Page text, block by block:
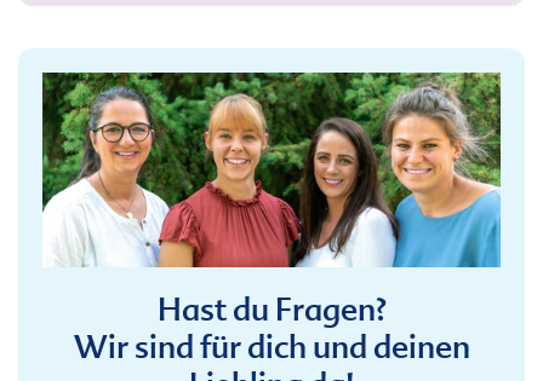
Hast du Fragen?
Wir sind für dich und deinen